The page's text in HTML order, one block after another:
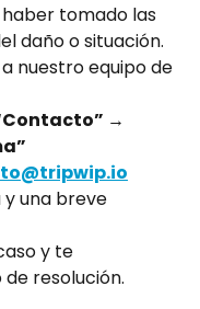
tomado las
daño o situación.
nuestro equipo de
→
una breve
y te
resolución.